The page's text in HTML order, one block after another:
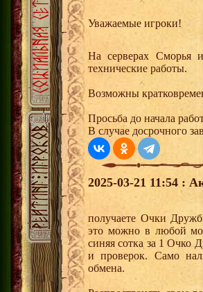
Уважаемые игроки!
На серверах Сморья
технические работы.
Возможны
Просьба до начала
В случае досрочного
2025-03-21 11:54 :
получаете Очки
это можно в любой
синяя сотка за 1 Очко
и проверок. Само
обмена.